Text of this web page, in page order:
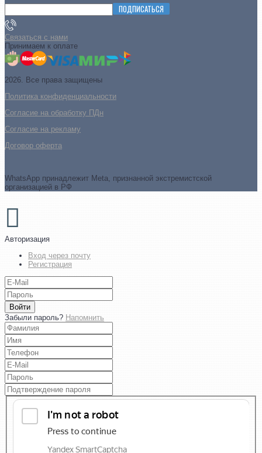
ПОДПИСАТЬСЯ
Связаться с нами
Принимаем к оплате
2026. Все права защищены
Политика конфиденциальности
Согласие на обработку ПДн
Cогласие на рекламу
Договор оферта
WhatsApp принадлежит Meta, признанной экстремистской
организацией в РФ
Авторизация
Вход через почту
Регистрация
Войти
Забыли пароль? Напомнить